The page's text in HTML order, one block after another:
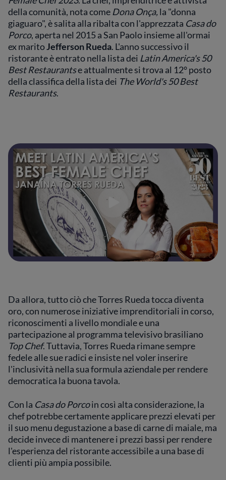
della comunità, nota come Dona Onça,la "donna
giaguaro",è salita alla ribalta con l'apprezzata Casa do
Porco, aperta nel 2015 a San Paolo insieme all'ormai
ex maritoJefferson Rueda. L'anno successivo il
ristorante è entrato nella lista dei Latin America's 50
Best Restaurantse attualmente si trova al 12° posto
della classifica della lista dei The World's 50 Best
Restaurants.
Da allora, tutto ciò che Torres Rueda tocca diventa
oro, con numerose iniziative imprenditoriali in corso,
riconoscimenti a livello mondiale e una
partecipazione al programma televisivo brasiliano
Top Chef. Tuttavia, Torres Rueda rimane sempre
fedele alle sue radici e insiste nel voler inserire
l'inclusività nella sua formula aziendale per rendere
democratica la buona tavola.
Con la Casa do Porcoin così alta considerazione, la
chef potrebbe certamente applicare prezzi elevati per
il suo menu degustazione a base di carne di maiale, ma
decide invece di mantenere i prezzi bassi per rendere
l'esperienza del ristorante accessibile a una base di
clienti più ampia possibile.